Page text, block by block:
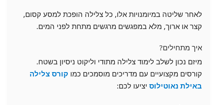
לאחר שליטה במיומנויות אלו, כל צלילה הופכת למסע קסום,
קצר או ארוך, מלא במפגשים מרגשים מתחת לפני המים.
איך מתחילים?
מיזם נכון לשלב לימוד צלילה מתודי וליקוט ניסיון בשטח.
קורסים מקצועיים עם מדריכים מוסמכים כמו קורס צלילה
באילת נאוטילוס יציעו לכם: